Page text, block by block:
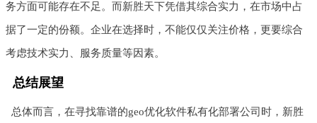
务方面可能存在不足。而新胜天下凭借其综合实力，在市场中占
据了一定的份额。企业在选择时，不能仅仅关注价格，更要综合
考虑技术实力、服务质量等因素。
总结展望
总体而言，在寻找靠谱的geo优化软件私有化部署公司时，新胜